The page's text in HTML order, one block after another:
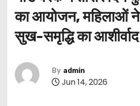
का आयोजन, महिलाओं ने
सुख-समृद्धि का आशीर्वाद
By admin
Jun 14, 2026